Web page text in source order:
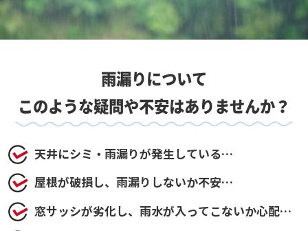
雨漏りについて
このような疑問や不安はありませんか？
天井にシミ・雨漏りが発生している…
屋根が破損し、雨漏りしないか不安…
窓サッシが劣化し、雨水が入ってこないか心配…